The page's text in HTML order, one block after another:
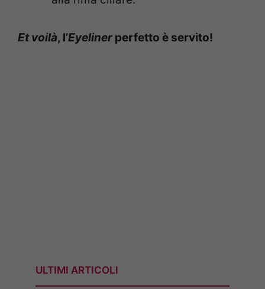
Et voilà, l’Eyeliner perfetto è servito!
ULTIMI ARTICOLI